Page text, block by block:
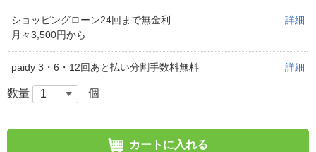
ショッピングローン24回まで無金利
月々3,500円から
詳細
paidy 3・6・12回あと払い分割手数料無料 詳細
数量 個
カートに入れる